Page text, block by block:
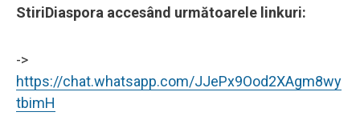
StiriDiaspora accesând următoarele linkuri:
->
https://chat.whatsapp.com/JJePx9Ood2XAgm8wy
tbimH